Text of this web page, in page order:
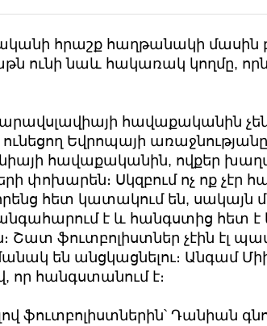
հրաշք հաղթանակի մասին
ունի նաև հակառակ կողմը,
հավաքականին
Եվրոպայի
հավաքականին, ովքեր
փոխարեն։ Սկզբում ոչ ոք չէր
հետ կատակում են, սակայն
է և հանգստից հետ է
Շատ ֆուտբոլիստներ չէին էլ
են անցկացնելու։ Անգամ
որ հանգստանում է։
ֆուտբոլիստներին՝ Դանիան